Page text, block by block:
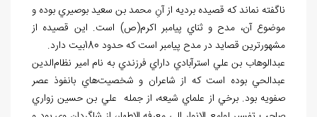
ناگفته نماند که قصيده برديه از آنِ محمد بن سعيد بوصيري بوده و
موضوع آن، مدح و ثناي پيامبر اکرم(ص) است. اين قصيده از
مشهورترين قصايد در مدح پيامبر است که حدود 180بيت دارد.
عبدالوهاب بن علي استرآبادي داراي فرزندي به نام امير نظامالدين
عبدالحي بوده است که از شاعران و شخصيتهاي بانفوذ عصر
صفويه بود. برخي از علماي شيعه، از جمله علي بن حسين زواري